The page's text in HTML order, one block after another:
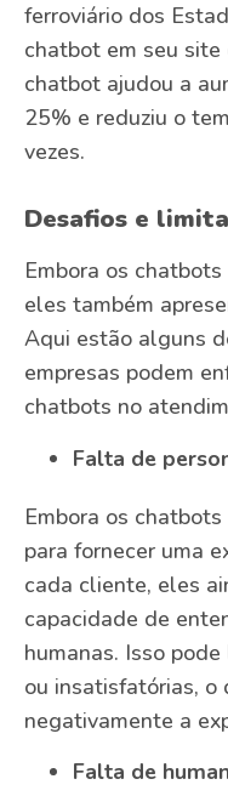
ferroviário dos
chatbot em seu
chatbot ajudou a
25% e reduziu o
vezes.
Desafios e
Embora os
eles também
Aqui estão alguns
empresas podem
chatbots no
Falta de
Embora os
para fornecer uma
cada cliente, eles
capacidade de
humanas. Isso
ou insatisfatórias, o
negativamente a
Falta de